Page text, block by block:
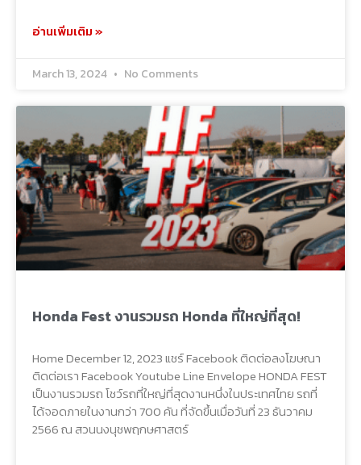
อ่านเพิ่มเติม »
March 13, 2024 No Comments
Honda Fest งานรวมรถ Honda ที่ใหญ่ที่สุด!
Home December 12, 2023 แชร์ Facebook ติดต่อลงโฆษณา
ติดต่อเรา Facebook Youtube Line Envelope HONDA FEST
เป็นงานรวมรถ โชว์รถที่ใหญ่ที่สุดงานหนึ่งในประเทศไทย รถที่
ได้จอดภายในงานกว่า 700 คัน ที่จัดขึ้นเมื่อวันที่ 23 ธันวาคม
2566 ณ สวนนงนุชพฤกษศาสตร์